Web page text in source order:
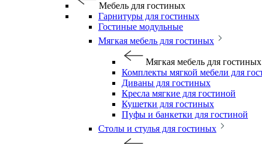
Мебель для гостиных
Гарнитуры для гостиных
Гостиные модульные
Мягкая мебель для гостиных
Мягкая мебель для гостиных
Комплекты мягкой мебели для
Диваны для гостиных
Кресла мягкие для гостиной
Кушетки для гостиных
Пуфы и банкетки для гостиной
Столы и стулья для гостиных